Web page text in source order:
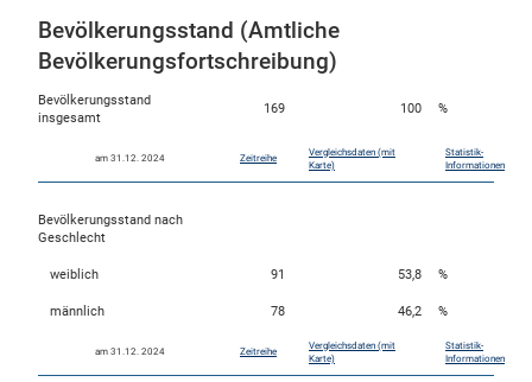
(Mikrozensus)
Bevölkerungsstand (Amtliche
Bevölkerungsfortschreibung)
Bevölkerungsstand
insgesamt
169 100 %
am 31.12. 2024 Zeitreihe
Vergleichsdaten (mit
Karte)
Statistik-
Informationen
Bevölkerungsstand nach
Geschlecht
weiblich 91 53,8 %
männlich 78 46,2 %
am 31.12. 2024 Zeitreihe
Vergleichsdaten (mit
Karte)
Statistik-
Informationen